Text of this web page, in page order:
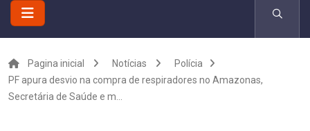
Pagina inicial Notícias
Polícia
PF apura desvio na compra de respiradores no Amazonas,
Secretária de Saúde e m...